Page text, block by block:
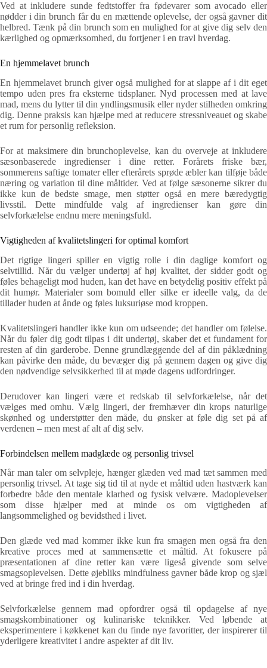
Ved at inkludere sunde fedtstoffer fra fødevarer som avocado eller
nødder i din brunch får du en mættende oplevelse, der også gavner dit
helbred. Tænk på din brunch som en mulighed for at give dig selv den
kærlighed og opmærksomhed, du fortjener i en travl hverdag.
En hjemmelavet brunch
En hjemmelavet brunch giver også mulighed for at slappe af i dit eget
tempo uden pres fra eksterne tidsplaner. Nyd processen med at lave
mad, mens du lytter til din yndlingsmusik eller nyder stilheden omkring
dig. Denne praksis kan hjælpe med at reducere stressniveauet og skabe
et rum for personlig refleksion.
For at maksimere din brunchoplevelse, kan du overveje at inkludere
sæsonbaserede ingredienser i dine retter. Forårets friske bær,
sommerens saftige tomater eller efterårets sprøde æbler kan tilføje både
næring og variation til dine måltider. Ved at følge sæsonerne sikrer du
ikke kun de bedste smage, men støtter også en mere bæredygtig
livsstil. Dette mindfulde valg af ingredienser kan gøre din
selvforkælelse endnu mere meningsfuld.
Vigtigheden af kvalitetslingeri for optimal komfort
Det rigtige lingeri spiller en vigtig rolle i din daglige komfort og
selvtillid. Når du vælger undertøj af høj kvalitet, der sidder godt og
føles behageligt mod huden, kan det have en betydelig positiv effekt på
dit humør. Materialer som bomuld eller silke er ideelle valg, da de
tillader huden at ånde og føles luksuriøse mod kroppen.
Kvalitetslingeri handler ikke kun om udseende; det handler om følelse.
Når du føler dig godt tilpas i dit undertøj, skaber det et fundament for
resten af din garderobe. Denne grundlæggende del af din påklædning
kan påvirke den måde, du bevæger dig på gennem dagen og give dig
den nødvendige selvsikkerhed til at møde dagens udfordringer.
Derudover kan lingeri være et redskab til selvforkælelse, når det
vælges med omhu. Vælg lingeri, der fremhæver din krops naturlige
skønhed og understøtter den måde, du ønsker at føle dig set på af
verdenen – men mest af alt af dig selv.
Forbindelsen mellem madglæde og personlig trivsel
Når man taler om selvpleje, hænger glæden ved mad tæt sammen med
personlig trivsel. At tage sig tid til at nyde et måltid uden hastværk kan
forbedre både den mentale klarhed og fysisk velvære. Madoplevelser
som disse hjælper med at minde os om vigtigheden af
langsommelighed og bevidsthed i livet.
Den glæde ved mad kommer ikke kun fra smagen men også fra den
kreative proces med at sammensætte et måltid. At fokusere på
præsentationen af dine retter kan være ligeså givende som selve
smagsoplevelsen. Dette øjebliks mindfulness gavner både krop og sjæl
ved at bringe fred ind i din hverdag.
Selvforkælelse gennem mad opfordrer også til opdagelse af nye
smagskombinationer og kulinariske teknikker. Ved løbende at
eksperimentere i køkkenet kan du finde nye favoritter, der inspirerer til
yderligere kreativitet i andre aspekter af dit liv.